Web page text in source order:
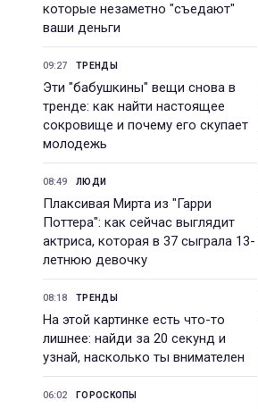
которые незаметно "съедают"
ваши деньги
09:27 ТРЕНДЫ
Эти "бабушкины" вещи снова в
тренде: как найти настоящее
сокровище и почему его скупает
молодежь
08:49 ЛЮДИ
Плаксивая Мирта из "Гарри
Поттера": как сейчас выглядит
актриса, которая в 37 сыграла 13-
летнюю девочку
08:18 ТРЕНДЫ
На этой картинке есть что-то
лишнее: найди за 20 секунд и
узнай, насколько ты внимателен
06:02 ГОРОСКОПЫ